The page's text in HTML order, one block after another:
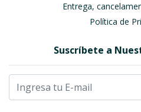
Entrega,
Política de
Suscríbete a